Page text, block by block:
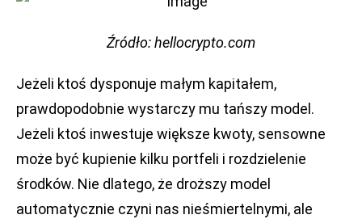
Źródło: hellocrypto.com
Jeżeli ktoś dysponuje małym kapitałem,
prawdopodobnie wystarczy mu tańszy model.
Jeżeli ktoś inwestuje większe kwoty, sensowne
może być kupienie kilku portfeli i rozdzielenie
środków. Nie dlatego, że droższy model
automatycznie czyni nas nieśmiertelnymi, ale